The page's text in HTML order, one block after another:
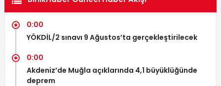
0:00
YÖKDİL/2 sınavı 9 Ağustos’ta gerçekleştirilecek
0:00
Akdeniz’de Muğla açıklarında 4,1 büyüklüğünde
deprem